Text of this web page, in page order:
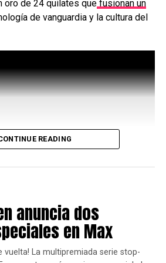
a manos de un oficial de
que contenía las primeras
del resto de la historia, según
oro de 24 quilates quefusionan un
de vanguardia y la cultura del
del torneo, ambos
elementos icónicos del fútbol con
de Motorola, lo que da como
y profundamente arraigados
READING
anuncia dos
en Max
vuelta! La multipremiada serie stop-